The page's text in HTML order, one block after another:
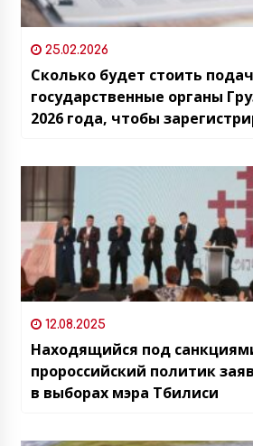
25.02.2026
Сколько будет стоить
государственные органы
2026 года, чтобы
12.08.2025
Находящийся под
пророссийский политик
в выборах мэра Тбилиси